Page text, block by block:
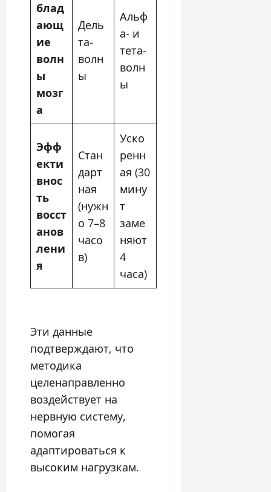
блад
ающ
ие
волн
ы
мозг
а
Дель
та-
волн
ы
Альф
а- и
тета-
волн
ы
Эфф
екти
внос
ть
восст
анов
лени
я
Стан
дарт
ная
(нужн
о 7–8
часо
в)
Уско
ренн
ая (30
мину
т
заме
няют
4
часа)
Эти данные
подтверждают, что
методика
целенаправленно
воздействует на
нервную систему,
помогая
адаптироваться к
высоким нагрузкам.